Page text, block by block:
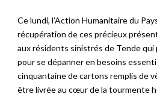
Ce lundi, l’Action Humanitaire du
récupération de ces précieux
aux résidents sinistrés de Tende qui
pour se dépanner en besoins
cinquantaine de cartons remplis de
être livrée au cœur de la tourmente